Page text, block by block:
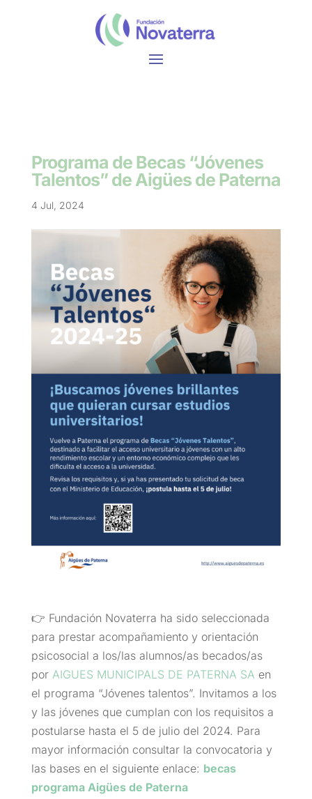
Programa de Becas “Jóvenes
Talentos” de Aigües de Paterna
4 Jul, 2024
👉 Fundación Novaterra ha sido seleccionada
para prestar acompañamiento y orientación
psicosocial a los/las alumnos/as becados/as
por AIGUES MUNICIPALS DE PATERNA SA en
el programa “Jóvenes talentos”. Invitamos a los
y las jóvenes que cumplan con los requisitos a
postularse hasta el 5 de julio del 2024. Para
mayor información consultar la convocatoria y
las bases en el siguiente enlace: becas
programa Aigües de Paterna